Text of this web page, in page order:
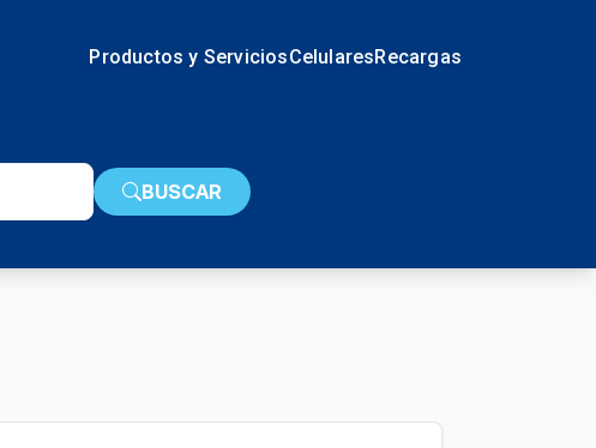
Productos y ServiciosCelularesRecargas
BUSCAR